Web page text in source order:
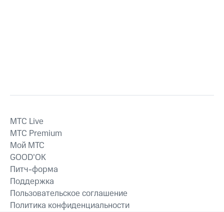
MTС Live
MTС Premium
Мой МТС
GOOD’OK
Питч-форма
Поддержка
Пользовательское соглашение
Политика конфиденциальности